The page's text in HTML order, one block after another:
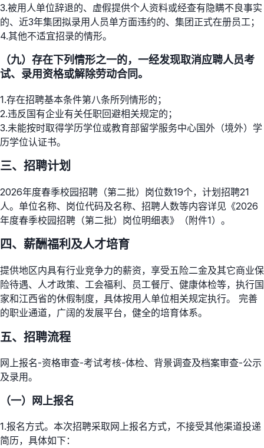
3.被用人单位辞退的、虚假提供个人资料或经查有隐瞒不良事实
的、近3年集团拟录用人员单方面违约的、集团正式在册员工；
4.其他不适宜招录的情形。
（九）存在下列情形之一的，一经发现取消应聘人员考
试、录用资格或解除劳动合同。
1.存在招聘基本条件第八条所列情形的；
2.违反国有企业有关任职回避相关规定的；
3.未能按时取得学历学位或教育部留学服务中心国外（境外）学
历学位认证书。
三、招聘计划
2026年度春季校园招聘（第二批）岗位数19个，计划招聘21
人。单位名称、岗位代码及名称、招聘人数等内容详见《2026
年度春季校园招聘（第二批）岗位明细表》（附件1）。
四、薪酬福利及人才培育
提供地区内具有行业竞争力的薪资，享受五险二金及其它商业保
险待遇、人才政策、工会福利、员工餐厅、健康体检等，执行国
家和江西省的休假制度，具体按用人单位相关规定执行。 完善
的职业通道，广阔的发展平台，健全的培育体系。
五、招聘流程
网上报名-资格审查-考试考核-体检、背景调查及档案审查-公示
及录用。
（一）网上报名
1.报名方式。本次招聘采取网上报名方式，不接受其他渠道投递
简历，具体如下：